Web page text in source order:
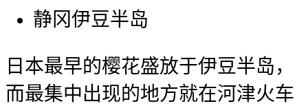
静冈伊豆半岛
日本最早的樱花盛放于伊豆半岛，
而最集中出现的地方就在河津火车